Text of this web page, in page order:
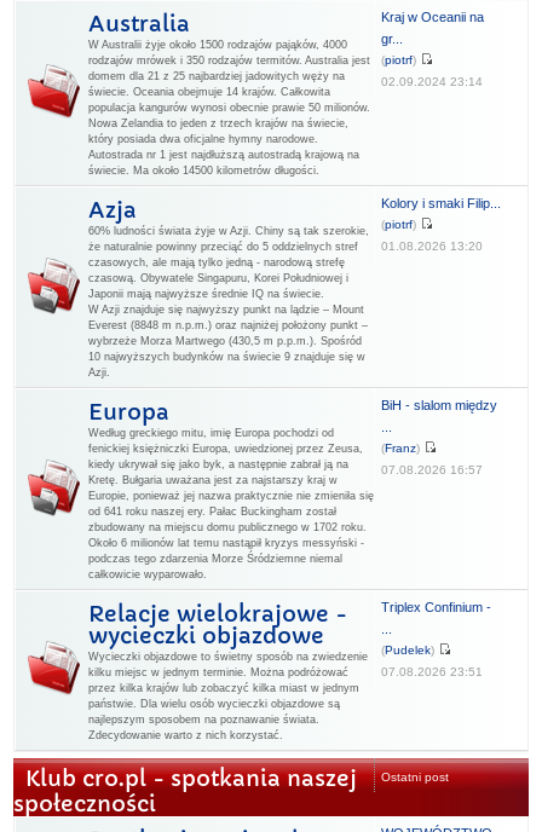
Australia
W Australii żyje około 1500 rodzajów pająków, 4000
rodzajów mrówek i 350 rodzajów termitów. Australia jest
domem dla 21 z 25 najbardziej jadowitych węży na
świecie. Oceania obejmuje 14 krajów. Całkowita
populacja kangurów wynosi obecnie prawie 50 milionów.
Nowa Zelandia to jeden z trzech krajów na świecie,
który posiada dwa oficjalne hymny narodowe.
Autostrada nr 1 jest najdłuższą autostradą krajową na
świecie. Ma około 14500 kilometrów długości.
Kraj w Oceanii na
gr...
(piotrf)
02.09.2024 23:14
Azja
60% ludności świata żyje w Azji. Chiny są tak szerokie,
że naturalnie powinny przeciąć do 5 oddzielnych stref
czasowych, ale mają tylko jedną - narodową strefę
czasową. Obywatele Singapuru, Korei Południowej i
Japonii mają najwyższe średnie IQ na świecie.
W Azji znajduje się najwyższy punkt na lądzie – Mount
Everest (8848 m n.p.m.) oraz najniżej położony punkt –
wybrzeże Morza Martwego (430,5 m p.p.m.). Spośród
10 najwyższych budynków na świecie 9 znajduje się w
Azji.
Kolory i smaki Filip...
(piotrf)
01.08.2026 13:20
Europa
Według greckiego mitu, imię Europa pochodzi od
fenickiej księżniczki Europa, uwiedzionej przez Zeusa,
kiedy ukrywał się jako byk, a następnie zabrał ją na
Kretę. Bułgaria uważana jest za najstarszy kraj w
Europie, ponieważ jej nazwa praktycznie nie zmieniła się
od 641 roku naszej ery. Pałac Buckingham został
zbudowany na miejscu domu publicznego w 1702 roku.
Około 6 milionów lat temu nastąpił kryzys messyński -
podczas tego zdarzenia Morze Śródziemne niemal
całkowicie wyparowało.
BiH - slalom między
(Franz)
07.08.2026 16:57
Relacje wielokrajowe -
wycieczki objazdowe
Wycieczki objazdowe to świetny sposób na zwiedzenie
kilku miejsc w jednym terminie. Można podróżować
przez kilka krajów lub zobaczyć kilka miast w jednym
państwie. Dla wielu osób wycieczki objazdowe są
najlepszym sposobem na poznawanie świata.
Zdecydowanie warto z nich korzystać.
Triplex Confinium -
(Pudelek)
07.08.2026 23:51
Klub cro.pl - spotkania naszej
społeczności
Ostatni post